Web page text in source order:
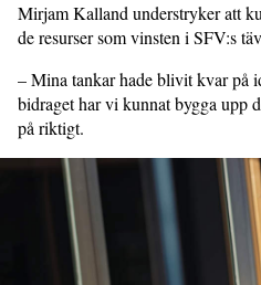
Mirjam Kalland understryker att
de resurser som vinsten i SFV:s
– Mina tankar hade blivit kvar på
bidraget har vi kunnat bygga upp
på riktigt.